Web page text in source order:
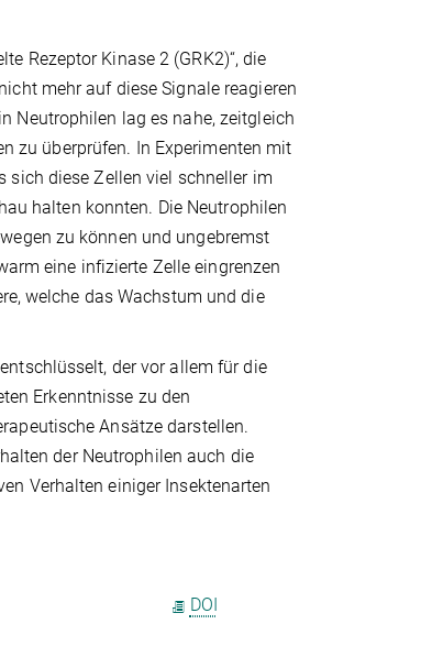
Rezeptor Kinase 2 (GRK2)“, die
mehr auf diese Signale reagieren
Neutrophilen lag es nahe, zeitgleich
zu überprüfen. In Experimenten mit
sich diese Zellen viel schneller im
halten konnten. Die Neutrophilen
zu können und ungebremst
eine infizierte Zelle eingrenzen
welche das Wachstum und die
der vor allem für die
Erkenntnisse zu den
Ansätze darstellen.
der Neutrophilen auch die
Verhalten einiger Insektenarten
DOI